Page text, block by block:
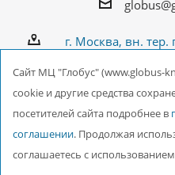
г. Москва, вн.
2026 © ООО
Cайт МЦ "Глобус" (www.globus-
cookie и другие средства
посетителей сайта подробнее в
соглашении. Продолжая
соглашаетесь с